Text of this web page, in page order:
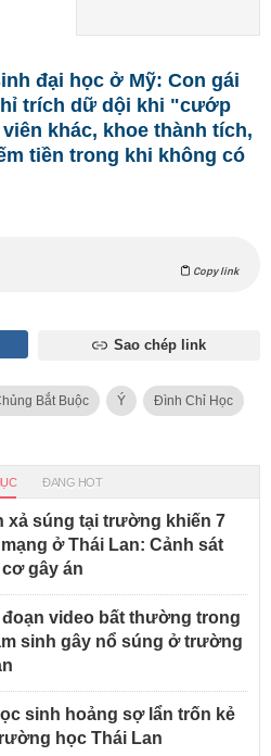
đại học ở Mỹ: Con gái
trích dữ dội khi "cướp
khác, khoe thành tích,
tiền trong khi không có
Copy link
Sao chép link
Bắt Buộc Ý Đình Chỉ Học
ĐANG HOT
xả súng tại trường khiến 7
ở Thái Lan: Cảnh sát
gây án
đoạn video bất thường trong
sinh gây nổ súng ở trường
sinh hoảng sợ lẩn trốn kẻ
học Thái Lan